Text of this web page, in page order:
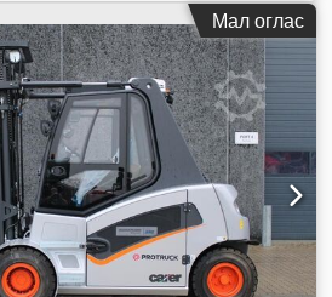
Мал оглас